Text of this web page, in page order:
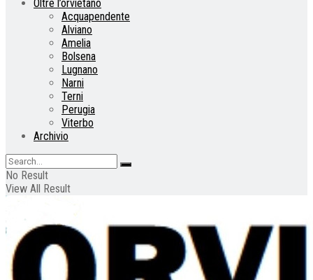
Oltre l’orvietano
Acquapendente
Alviano
Amelia
Bolsena
Lugnano
Narni
Terni
Perugia
Viterbo
Archivio
No Result
View All Result